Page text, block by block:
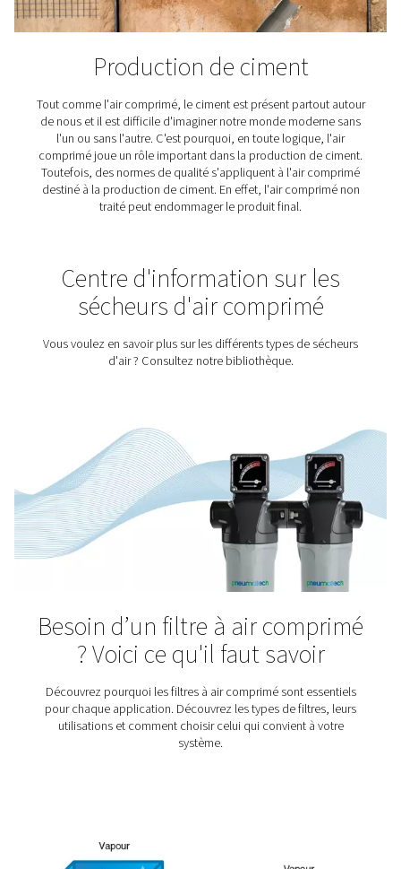
L’industrie textile
Les textiles jouent un rôle crucial dans nos vies, l’air
de haute qualité joue un rôle crucial dans leur
solutions de traitement de l’air Pneumatech
comprimé pour les textiles répond aux exigences de
Industrie
réglementées. Et ce, pour une bonne raison : Les
fabriqués dans les usines pharmaceutiques peuvent
souffrance et sauver des vies. Mais pour cela, leur
doit répondre à des normes de qualité très strictes.
commence par un air comprimé très propre.